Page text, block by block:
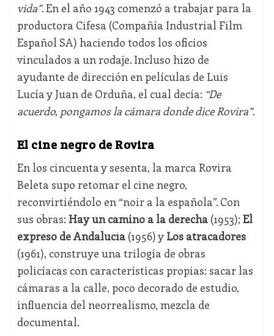
vida”. En el año 1943 comenzó a trabajar para la
productora Cifesa (Compañía Industrial Film
Español SA) haciendo todos los oficios
vinculados a un rodaje. Incluso hizo de
ayudante de dirección en películas de Luis
Lucía y Juan de Orduña, el cual decía: “De
acuerdo, pongamos la cámara donde dice Rovira”.
El cine negro de Rovira
En los cincuenta y sesenta, la marca Rovira
Beleta supo retomar el cine negro,
reconvirtiéndolo en “noir a la española”. Con
sus obras: Hay un camino a la derecha(1953); El
expreso de Andalucía(1956) y Los atracadores
(1961), construye una trilogía de obras
policíacas con características propias: sacar las
cámaras a la calle, poco decorado de estudio,
influencia del neorrealismo, mezcla de
documental.